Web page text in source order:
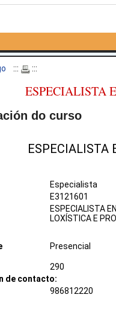
::: :::
ESPECIALISTA
do curso
ESPECIALISTA
Especialista
E3121601
ESPECIALISTA
LOXÍSTICA E
Presencial
290
de contacto:
986812220